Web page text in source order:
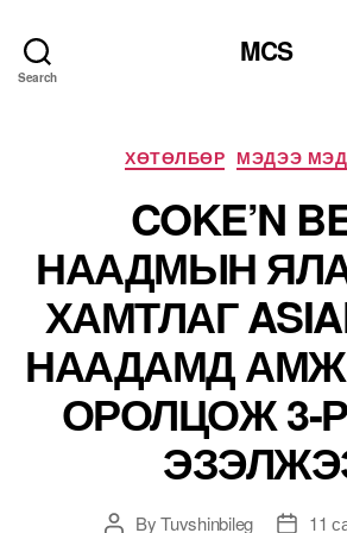
Search
MCS
ХӨТӨЛБӨР МЭДЭЭ
COKE’N
НААДМЫН
ХАМТЛАГ
НААДАМД
ОРОЛЦОЖ 3-
PostByTuvshinbileg
Post11